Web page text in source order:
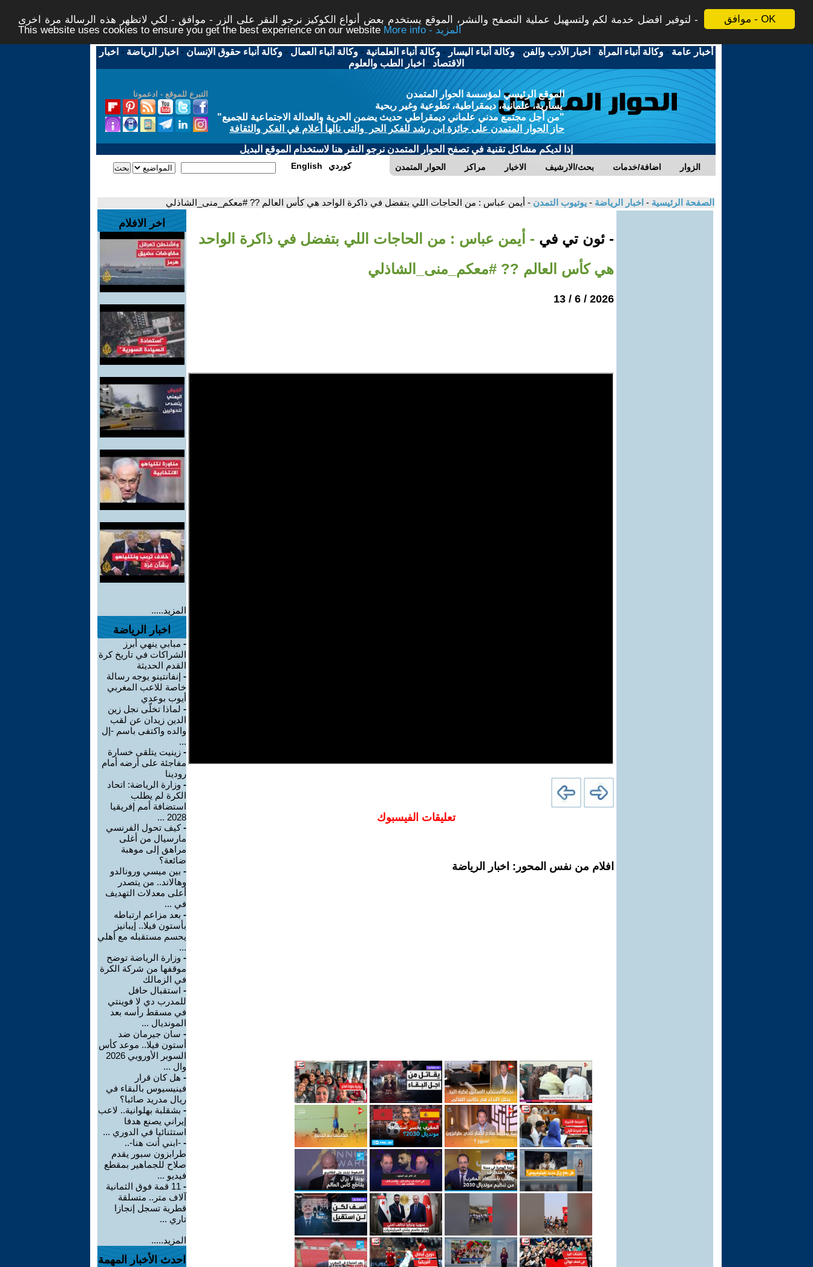
موافق - OK
لتوفير افضل خدمة لكم ولتسهيل عملية التصفح والنشر، الموقع يستخدم بعض أنواع الكوكيز نرجو النقر على الزر - موافق - لكي لاتظهر هذه الرسالة مرة اخرى -
This website uses cookies to ensure you get the best experience on our website
More info - المزيد
أخبار عامة -وكالة أنباء المرأة - اخبار الأدب والفن -وكالة أنباء اليسار -وكالة أنباء العلمانية -وكالة أنباء العمال -وكالة أنباء حقوق الإنسان - اخبار الرياضة - اخبار
الاقتصاد - اخبار الطب والعلوم
التبرع للموقع - ادعمونا
الموقع الرئيسي لمؤسسة الحوار المتمدن
يسارية، علمانية، ديمقراطية، تطوعية وغير ربحية
"من أجل مجتمع مدني علماني ديمقراطي حديث يضمن الحرية والعدالة الاجتماعية للجميع"
حاز الحوار المتمدن على جائزة ابن رشد للفكر الحر والتى نالها أعلام في الفكر والثقافة
إذا لديكم مشاكل تقنية في تصفح الحوار المتمدن نرجو النقر هنا لاستخدام الموقع البديل
الحوار المتمدن مراكز الاخبار بحث/الارشيف اضافة/خدمات الزوار English كوردي
الصفحة الرئيسية - اخبار الرياضة - يوتيوب التمدن - أيمن عباس : من الحاجات اللي بتفضل في ذاكرة الواحد هي كأس العالم ?? #معكم_منى_الشاذلي
- ئون تي في - أيمن عباس : من الحاجات اللي بتفضل في ذاكرة الواحد
هي كأس العالم ?? #معكم_منى_الشاذلي
2026 / 6 / 13
تعليقات الفيسبوك
افلام من نفس المحور: اخبار الرياضة
اخر الافلام
المزيد.....
اخبار الرياضة
- مبابي ينهي أبرز
الشراكات في تاريخ كرة
القدم الحديثة
- إنفانتينو يوجه رسالة
خاصة للاعب المغربي
أيوب بوعدي
- لماذا تخلّى نجل زين
الدين زيدان عن لقب
والده واكتفى باسم -إل
...
- زينيت يتلقى خسارة
مفاجئة على أرضه أمام
رودينا
- وزارة الرياضة: اتحاد
الكرة لم يطلب
استضافة أمم إفريقيا
2028 ...
-كيف تحول الفرنسي
مارسيال من أغلى
مراهق إلى موهبة
ضائعة؟
- بين ميسي ورونالدو
وهالاند.. من يتصدر
أعلى معدلات التهديف
في ...
- بعد مزاعم ارتباطه
بأستون فيلا.. إيبانيز
يحسم مستقبله مع أهلي
...
- وزارة الرياضة توضح
موقفها من شركة الكرة
في الزمالك
- استقبال حافل
للمدرب دي لا فوينتي
في مسقط رأسه بعد
المونديال ...
- سان جيرمان ضد
أستون فيلا.. موعد كأس
السوبر الأوروبي 2026
وال ...
- هل كان قرار
فينيسيوس بالبقاء في
ريال مدريد صائبا؟
- بشقلبة بهلوانية.. لاعب
إيراني يصنع هدفا
استثنائيا في الدوري ...
- -ابني أنت هنا-..
طرابزون سبور يقدم
صلاح للجماهير بمقطع
فيديو ...
-
11 قمة فوق الثمانية
آلاف متر.. متسلقة
قطرية تسجل إنجازا
تاري ...
المزيد.....
احدث الأخبار المهمة